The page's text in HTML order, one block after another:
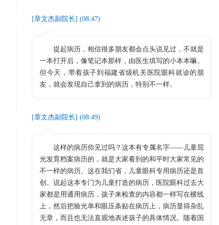
[章文杰副院长] (08:47)
提起病历，相信很多朋友都会点头说见过，不就是
一本打开后，像笔记本那样，由医生填写的小本本嘛。
但今天，带着孩子到福建省级机关医院眼科就诊的朋
友，就会发现自己拿到的病历，特别不一样。
[章文杰副院长] (08:49)
这样的病历你见过吗？这本有专属名字——儿童屈
光发育档案病历的，就是大家看到的和平时大家常见的
不一样的病历。这在我们省，儿童眼科专用病历还是首
创。说起这本专门为儿童打造的病历，医院眼科过去大
家都是用通用病历，孩子来检查的内容都一样写在横线
上，然后把验光单和眼压条贴在病历上，病历显得杂乱
无章，而且也无法直观地表述孩子的具体情况。随着国